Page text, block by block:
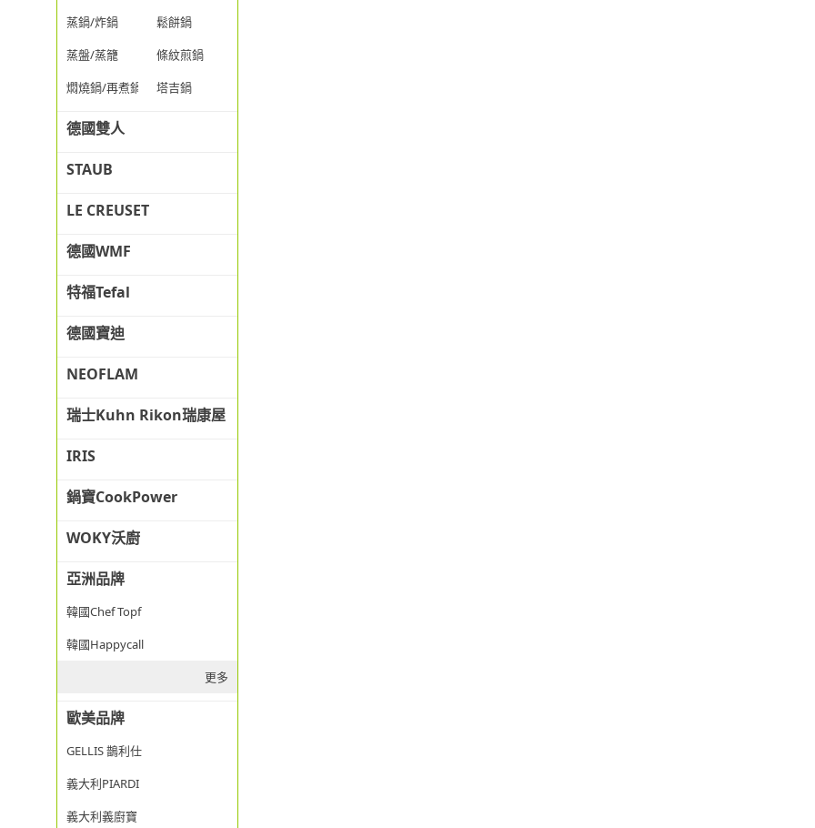
蒸鍋/炸鍋
鬆餅鍋
蒸盤/蒸籠
條紋煎鍋
燜燒鍋/再煮鍋
塔吉鍋
德國雙人
STAUB
LE CREUSET
德國WMF
特福Tefal
德國寶迪
NEOFLAM
瑞士Kuhn Rikon瑞康屋
IRIS
鍋寶CookPower
WOKY沃廚
亞洲品牌
韓國Chef Topf
韓國Happycall
更多
歐美品牌
GELLIS 鵲利仕
義大利PIARDI
義大利義廚寶